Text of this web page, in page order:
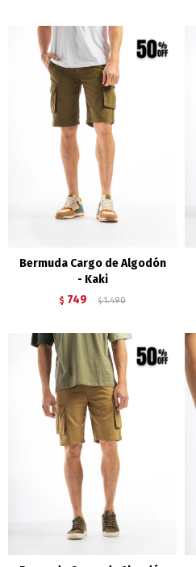
Bermuda Cargo de Algodón
- Kaki
$ 749 $ 1.490